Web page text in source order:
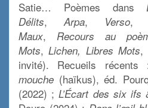
Satie… Poèmes dans
Délits,Arpa, Verso,
Maux, Recours au
Mots,Lichen, Libres Mots,
invité). Recueils récents
mouche (haïkus), éd.
(2022) ;L’Écart des six ifs